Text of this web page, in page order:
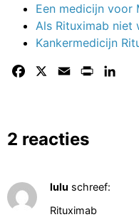
Een medicijn voor
Als Rituximab niet
Kankermedicijn
Facebook Email Print
2 reacties
lulu schreef:
Rituximab